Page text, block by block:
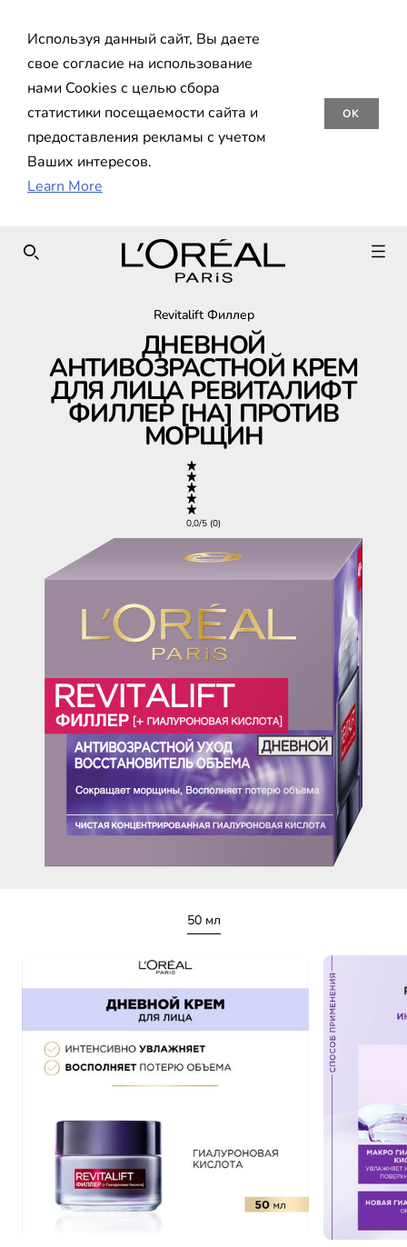
Используя данный сайт, Вы даете
свое согласие на использование
нами Cookies с целью сбора
статистики посещаемости сайта и
предоставления рекламы с учетом
Ваших интересов.
Learn More
OK
SEARCH THIS SITE
Revitalift Филлер
ДНЕВНОЙ
АНТИВОЗРАСТНОЙ КРЕМ
ДЛЯ ЛИЦА РЕВИТАЛИФТ
ФИЛЛЕР [HA] ПРОТИВ
МОРЩИН
0,0/5 (0)
50 мл